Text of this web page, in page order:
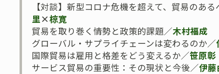
【対談】新型コロナ危機を超えて、貿易のあ
里×椋寛
貿易を取り巻く情勢と政策的課題／木村福成
グローバル・サプライチェーンは変わるのか／
国際貿易は雇用と格差をどう変えるか／笹原彰
サービス貿易の重要性：その現状と今後／伊藤